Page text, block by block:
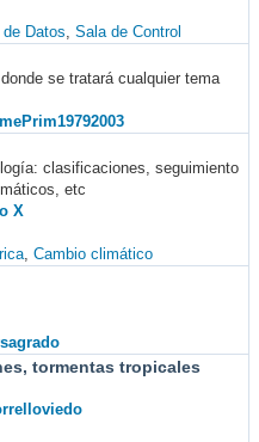
de Datos Sala de Control
se tratará cualquier tema
clasificaciones, seguimiento
etc
X
Cambio climático
tormentas tropicales